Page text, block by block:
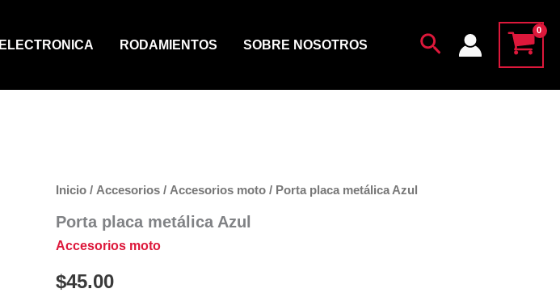
ELECTRONICA RODAMIENTOS SOBRE NOSOTROS Buscar
Inicio / Accesorios / Accesorios moto / Porta placa metálica Azul
Porta placa metálica Azul
Accesorios moto
$45.00